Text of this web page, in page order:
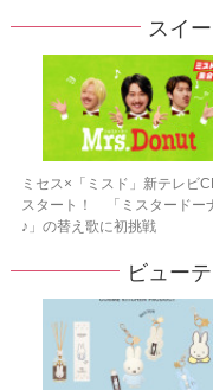
スイ
ミセス×「ミスド」新テレビ
スタート！ 「ミスタードー
♪」の替え歌に初挑戦
ビュー